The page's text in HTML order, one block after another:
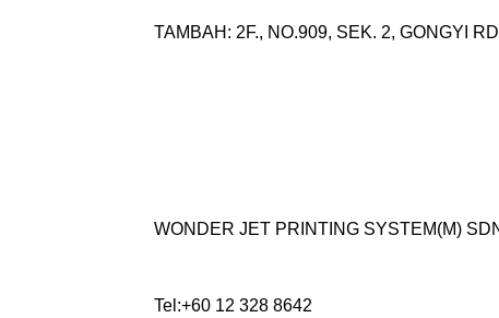
TAMBAH: 2F., NO.909, SEK. 2, GONGYI
WONDER JET PRINTING SYSTEM(M)
Tel:+60 12 328 8642